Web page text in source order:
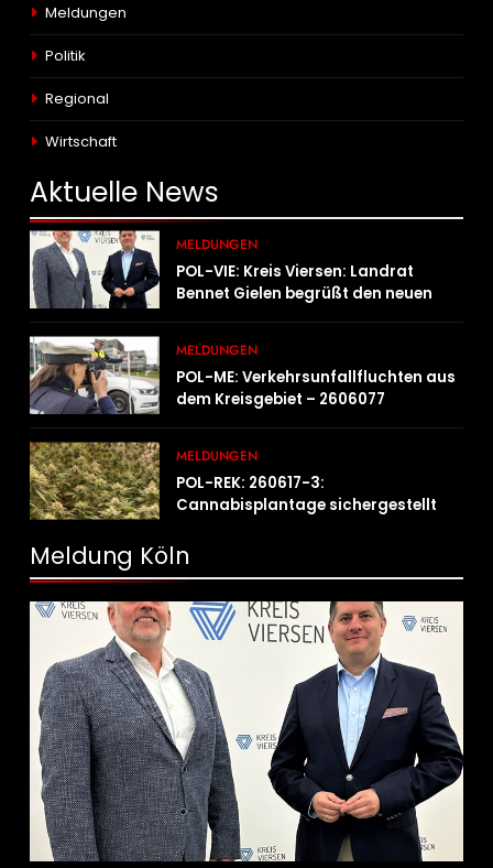
Meldungen
Politik
Regional
Wirtschaft
Aktuelle News
MELDUNGEN
POL-VIE: Kreis Viersen: Landrat
Bennet Gielen begrüßt den neuen
MELDUNGEN
POL-ME: Verkehrsunfallfluchten aus
dem Kreisgebiet – 2606077
MELDUNGEN
POL-REK: 260617-3:
Cannabisplantage sichergestellt
Meldung Köln